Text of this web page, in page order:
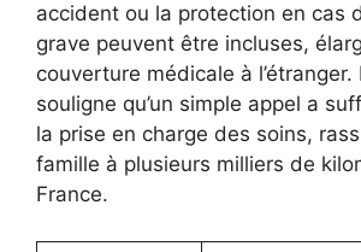
accident ou la protection en cas
grave peuvent être incluses,
couverture médicale à l’étranger.
souligne qu’un simple appel a
la prise en charge des soins,
famille à plusieurs milliers de
France.